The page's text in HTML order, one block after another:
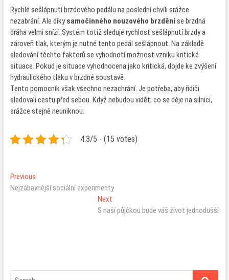
Rychlé sešlápnutí brzdového pedálu na poslední chvíli srážce
nezabrání. Ale díkysamočinného nouzového brzděníse brzdná
dráha velmi sníží. Systém totiž sleduje rychlost sešlápnutí brzdy a
zároveň tlak, kterým je nutné tento pedál sešlápnout. Na základě
sledování těchto faktorů se vyhodnotí možnost vzniku kritické
situace. Pokud je situace vyhodnocena jako kritická, dojde ke zvýšení
hydraulického tlaku v brzdné soustavě.
Tento pomocník však všechno nezachrání. Je potřeba, aby řidiči
sledovali cestu před sebou. Když nebudou vidět, co se děje na silnici,
srážce stejně neuniknou.
4.3/5 - (15 votes)
Navigace
pro
PreviousPrevious
post:
Nejzábavnější sociální experimenty
Next
post:
S naší půjčkou bude váš život jednodušší